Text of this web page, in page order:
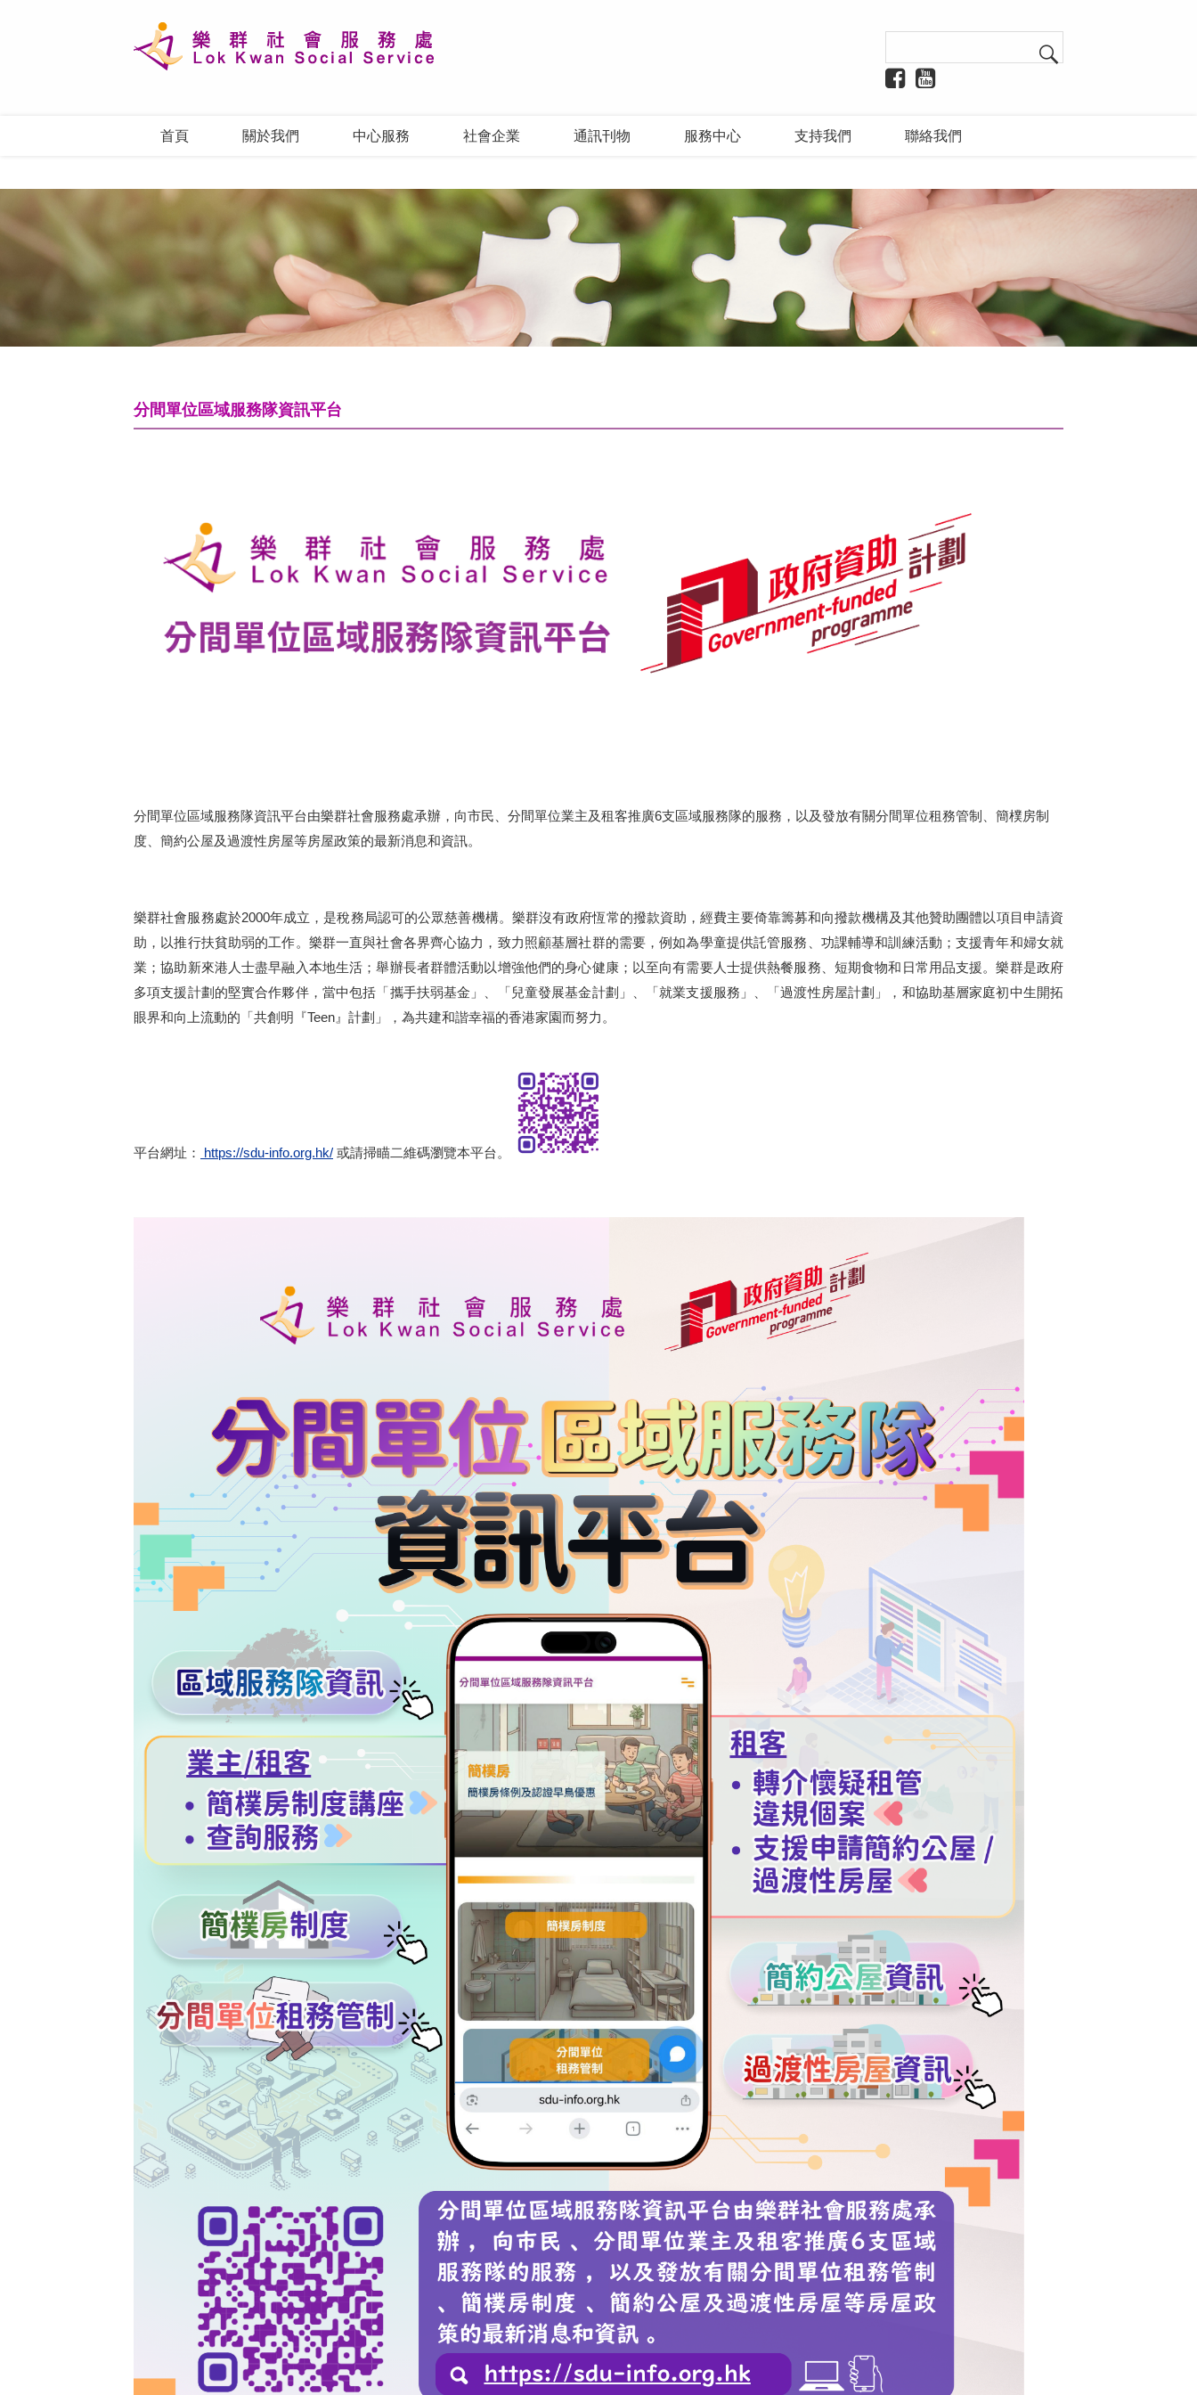
首頁 關於我們 中心服務 社會企業 通訊刊物 服務中心 支持我們 聯絡我們
分間單位區域服務隊資訊平台
分間單位區域服務隊資訊平台由樂群社會服務處承辦，向市民、分間單位業主及租客推廣6支區域服務隊的服務，以及發放有關分間單位租務管制、簡樸房制
度、簡約公屋及過渡性房屋等房屋政策的最新消息和資訊。
樂群社會服務處於2000年成立，是稅務局認可的公眾慈善機構。樂群沒有政府恆常的撥款資助，經費主要倚靠籌募和向撥款機構及其他贊助團體以項目申請資
助，以推行扶貧助弱的工作。樂群一直與社會各界齊心協力，致力照顧基層社群的需要，例如為學童提供託管服務、功課輔導和訓練活動；支援青年和婦女就
業；協助新來港人士盡早融入本地生活；舉辦長者群體活動以增強他們的身心健康；以至向有需要人士提供熱餐服務、短期食物和日常用品支援。樂群是政府
多項支援計劃的堅實合作夥伴，當中包括「攜手扶弱基金」、「兒童發展基金計劃」、「就業支援服務」、「過渡性房屋計劃」，和協助基層家庭初中生開拓
眼界和向上流動的「共創明『Teen』計劃」，為共建和諧幸福的香港家園而努力。
平台網址： https://sdu-info.org.hk/ 或請掃瞄二維碼瀏覽本平台。